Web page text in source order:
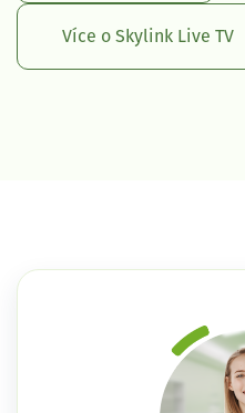
Více o Skylink Live TV